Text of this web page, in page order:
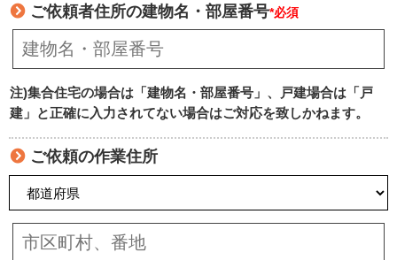
ご依頼者住所の建物名・部屋番号*必須
注)集合住宅の場合は「建物名・部屋番号」、戸建場合は「戸
建」と正確に入力されてない場合はご対応を致しかねます。
ご依頼の作業住所